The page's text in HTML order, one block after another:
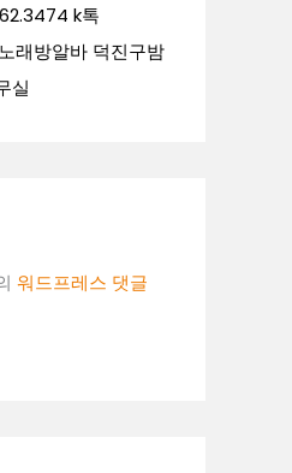
k톡
래방알바 덕진구밤
실
워드프레스 댓글